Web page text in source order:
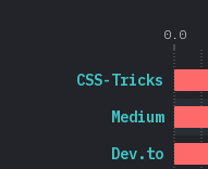
0.0
Dev.to
Medium
CSS-Tricks